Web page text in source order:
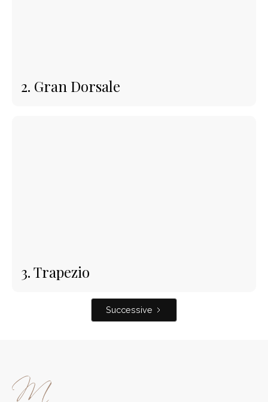
2. Gran Dorsale
3. Trapezio
Successive